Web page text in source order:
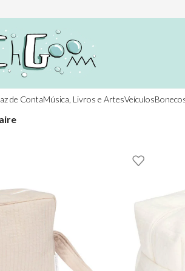
de ContaMúsica, Livros e ArtesVeículos